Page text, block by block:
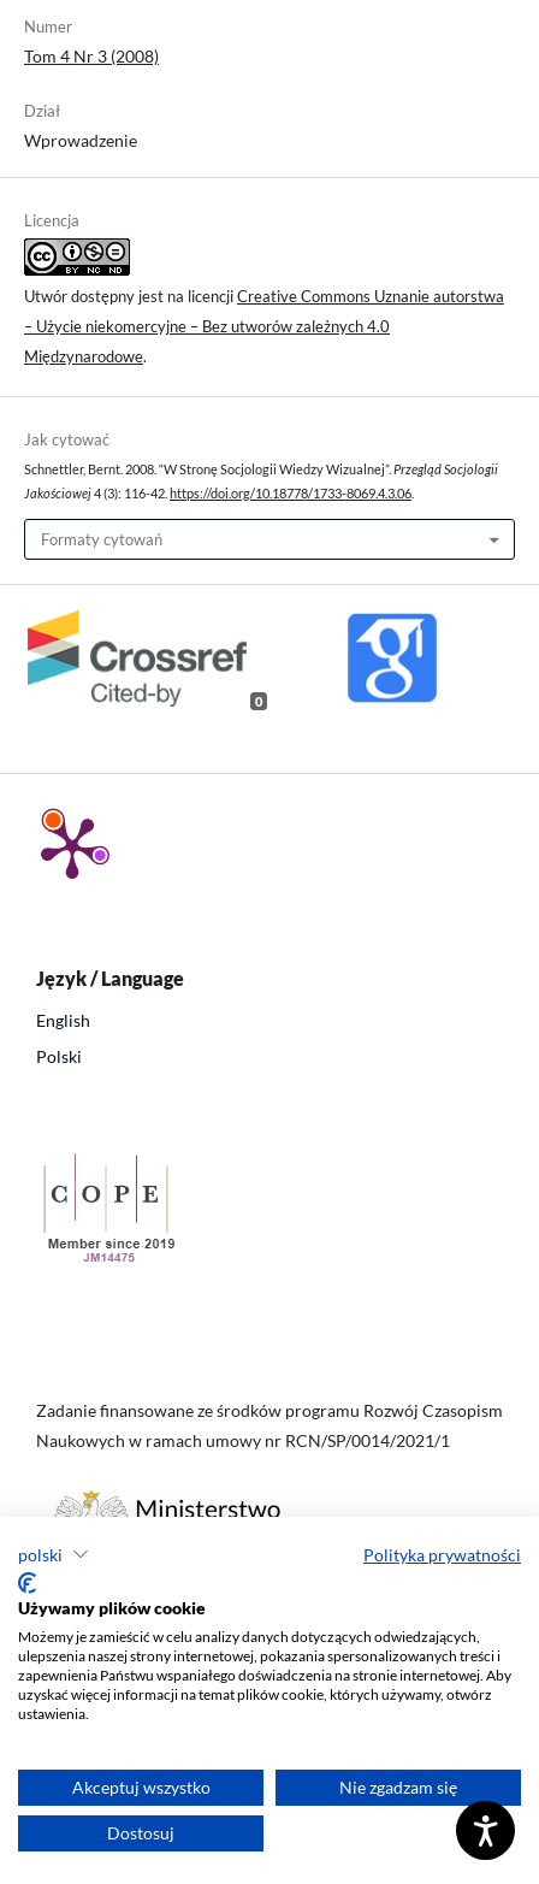
polski Polityka prywatności
Używamy plików cookie
Możemy je zamieścić w celu analizy danych dotyczących odwiedzających,
ulepszenia naszej strony internetowej, pokazania spersonalizowanych treści i
zapewnienia Państwu wspaniałego doświadczenia na stronie internetowej. Aby
uzyskać więcej informacji na temat plików cookie, których używamy, otwórz
ustawienia.
Akceptuj wszystko Nie zgadzam się
Dostosuj
Numer
Tom 4 Nr 3 (2008)
Dział
Wprowadzenie
Licencja
Utwór dostępny jest na licencjiCreative Commons Uznanie autorstwa
– Użycie niekomercyjne – Bez utworów zależnych 4.0
Międzynarodowe.
Jak cytować
Schnettler, Bernt. 2008. “W Stronę Socjologii Wiedzy Wizualnej”. Przegląd Socjologii
Jakościowej4 (3): 116-42. https://doi.org/10.18778/1733-8069.4.3.06
Formaty cytowań
0
Język / Language
English
Polski
Zadanie finansowane ze środków programu Rozwój Czasopism
Naukowych w ramach umowy nr RCN/SP/0014/2021/1
Zadanie realizowane ze środków MNiSW na podstawie umowy
nr 315/WCN/2019/1 z dn. 28.08.2019 r. w ramach programu